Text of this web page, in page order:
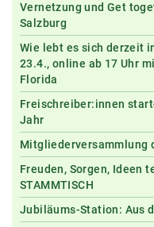
Vernetzung und Get
Salzburg
Wie lebt es sich derzeit
23.4., online ab 17 Uhr
Florida
Freischreiber:innen
Jahr
Mitgliederversammlung
Freuden, Sorgen, Ideen
STAMMTISCH
Jubiläums-Station: Aus